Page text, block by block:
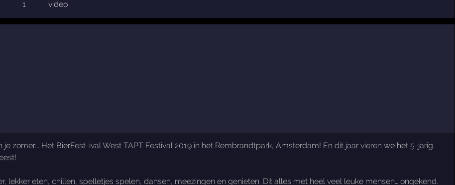
1 · video
je zomer... Het BierFest-ival West TAPT Festival 2019 in het Rembrandtpark, Amsterdam! En dit jaar vieren we het 5-jarig
lekker eten, chillen, spelletjes spelen, dansen, meezingen en genieten. Dit alles met heel veel leuke mensen… ongekend.